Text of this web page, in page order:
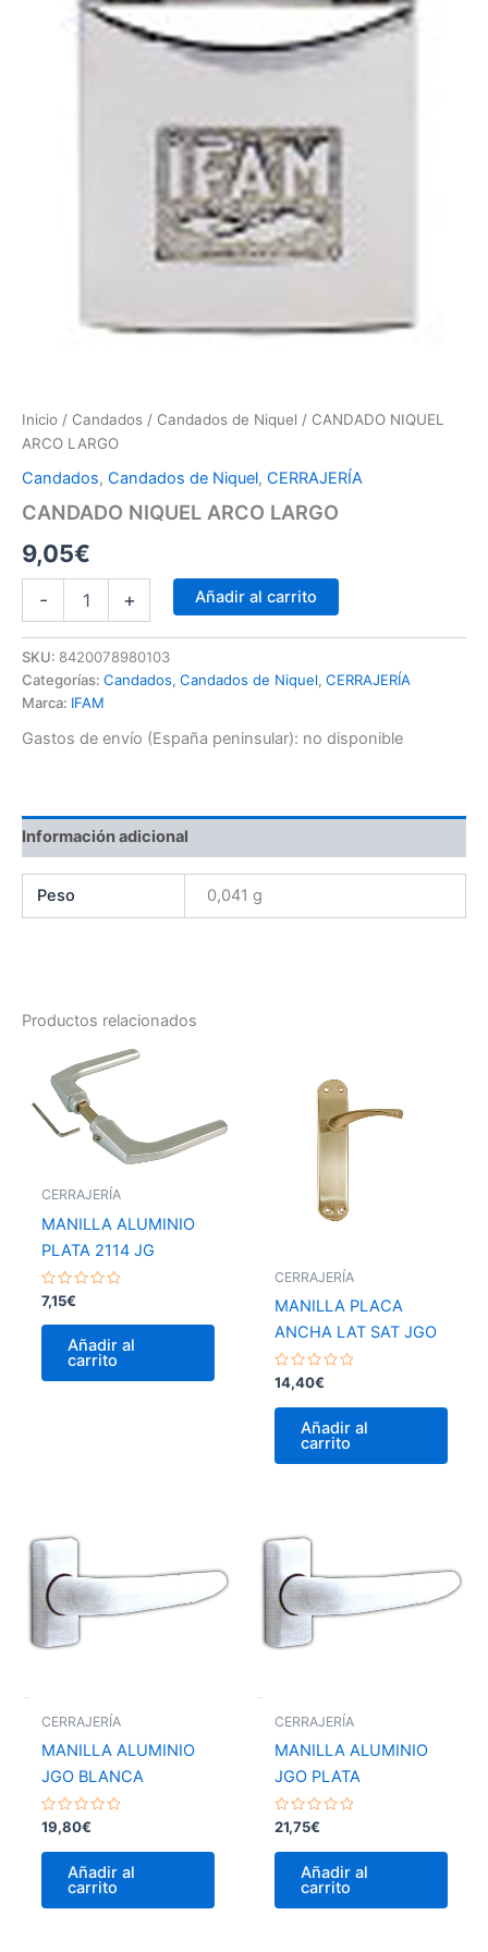
Inicio / Candados / Candados de Niquel / CANDADO NIQUEL
ARCO LARGO
Candados, Candados de Niquel, CERRAJERÍA
CANDADO NIQUEL ARCO LARGO
9,05€
- + Añadir al carrito
SKU: 8420078980103
Categorías: Candados, Candados de Niquel, CERRAJERÍA
Marca: IFAM
Gastos de envío (España peninsular): no disponible
Información adicional
Peso 0,041 g
Productos relacionados
CERRAJERÍA
MANILLA ALUMINIO
PLATA 2114 JG
Valorado
con
0
7,15€
Añadir al
carrito
CERRAJERÍA
MANILLA PLACA
ANCHA LAT SAT JGO
Valorado
con
0
14,40€
Añadir al
carrito
CERRAJERÍA
MANILLA ALUMINIO
JGO BLANCA
Valorado
con
0
19,80€
Añadir al
carrito
CERRAJERÍA
MANILLA ALUMINIO
JGO PLATA
Valorado
con
0
21,75€
Añadir al
carrito